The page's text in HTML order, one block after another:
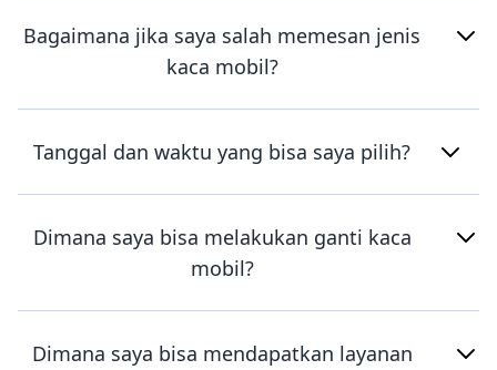
Bagaimana jika saya salah memesan jenis
kaca mobil?
Tanggal dan waktu yang bisa saya pilih?
Dimana saya bisa melakukan ganti kaca
mobil?
Dimana saya bisa mendapatkan layanan